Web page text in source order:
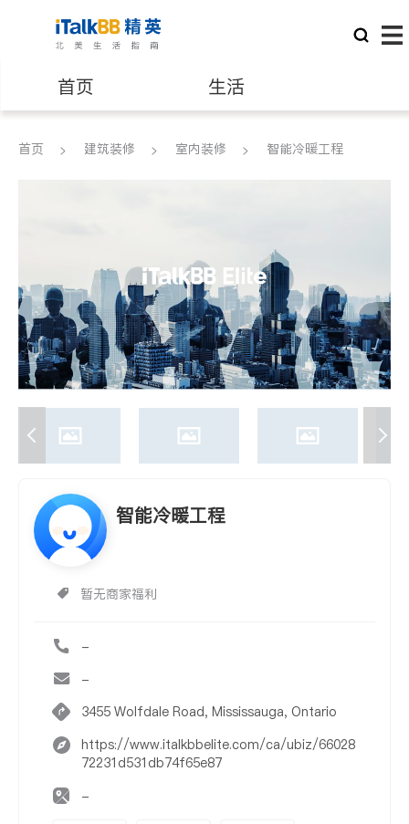
首页 生活
医生 律师
会计师
建筑装修
首页 建筑装修 室内装修 智能冷暖工程
智能冷暖工程
暂无商家福利
-
-
3455 Wolfdale Road, Mississauga, Ontario
https://www.italkbbelite.com/ca/ubiz/66028
72231d531db74f65e87
-